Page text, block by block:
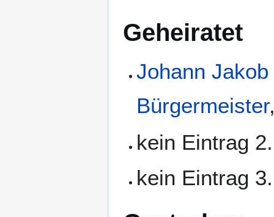
Geheiratet
Johann
Bürgermeister
kein Eintrag
kein Eintrag